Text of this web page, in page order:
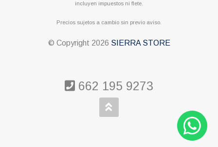
incluyen impuestos ni flete.
Precios sujetos a cambio sin previo aviso.
© Copyright 2026 SIERRA STORE
662 195 9273